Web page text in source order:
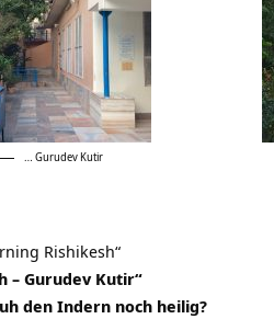
… Gurudev Kutir
Rishikesh“
– Gurudev Kutir“
den Indern noch heilig?